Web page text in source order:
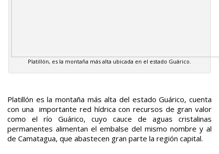
Platillón, es la montaña más alta ubicada en el estado Guárico.
Platillón es la montaña más alta del estado Guárico, cuenta
con una importante red hídrica con recursos de gran valor
como el río Guárico, cuyo cauce de aguas cristalinas
permanentes alimentan el embalse del mismo nombre y al
de Camatagua, que abastecen gran parte la región capital.